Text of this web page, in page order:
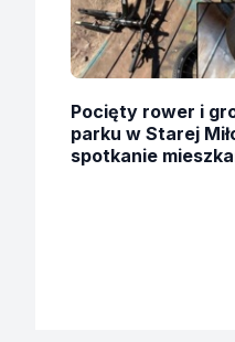
Pocięty rower i
parku w Starej
spotkanie